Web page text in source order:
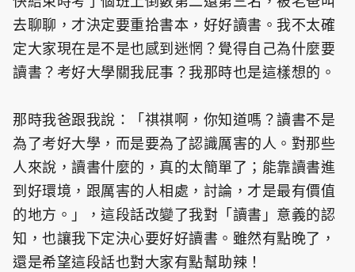
去聊聊，才決定要重拾書本，好好讀書。我不太確
定大家現在是不是也感到迷惘？覺得自己為什麼要
讀書？考好大學關我屁事？我那時也是這樣想的。
那時我爸跟我說：「祺祺啊，你知道嗎？讀書不是
為了考好大學，而是要為了認識厲害的人。對那些
人來說，讀書什麼的，真的太簡單了；能靠讀書進
到好環境，跟厲害的人相處，討論，才是最有價值
的地方。」，這段話改變了我對「讀書」意義的認
知，也讓我下定決心要好好讀書。雖然有點晚了，
還是希望這段話也對大家有點幫助辣！